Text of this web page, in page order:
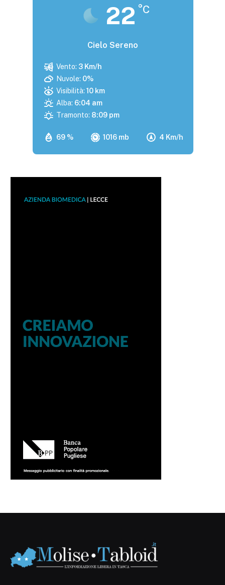
22 °C
Cielo Sereno
69 % 1016 mb 4 Km/h
Vento: 3 Km/h
Nuvole: 0%
Visibilità: 10 km
Alba: 6:04 am
Tramonto: 8:09 pm